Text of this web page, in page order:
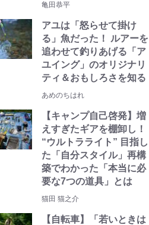
亀田恭平
アユは「怒らせて掛け
る」魚だった！ ルアーを
追わせて釣りあげる「ア
ユイング」のオリジナリ
ティ＆おもしろさを知る
あめのちはれ
【キャンプ自己啓発】増
えすぎたギアを棚卸し！
“ウルトラライト” 目指し
た「自分スタイル」再構
築でわかった「本当に必
要な7つの道具」とは
猫田 猫之介
【自転車】「若いときは